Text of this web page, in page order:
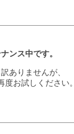
ンス中です。
ありませんが、
度お試しください。